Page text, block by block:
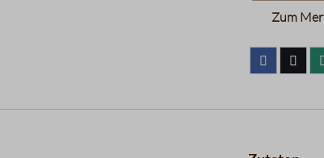
Zum